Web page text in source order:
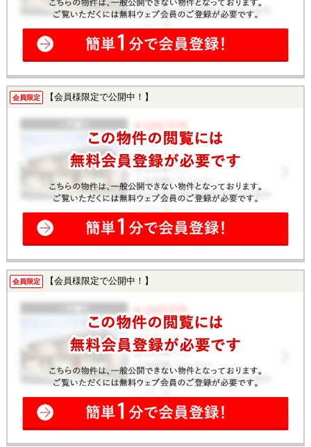
会員限定 【会員様限定で公開中！】
会員限定 【会員様限定で公開中！】